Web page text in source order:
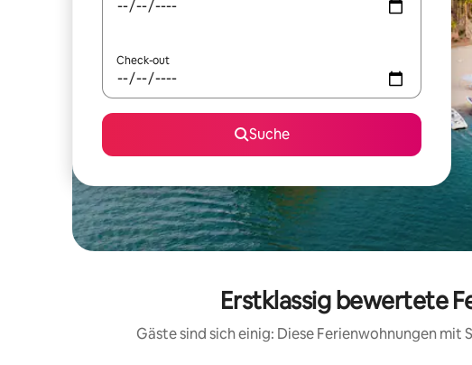
Check-out
Suche
Erstklassig bewertete
Gäste sind sich einig: Diese Ferienwohnungen